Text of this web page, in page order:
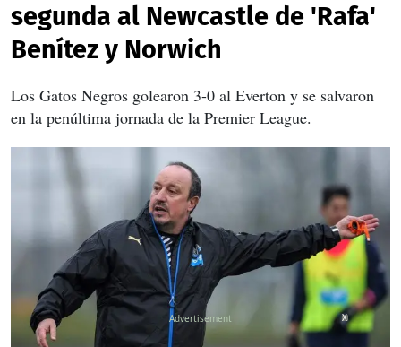
segunda al Newcastle de 'Rafa'
Benítez y Norwich
Los Gatos Negros golearon 3-0 al Everton y se salvaron
en la penúltima jornada de la Premier League.
X